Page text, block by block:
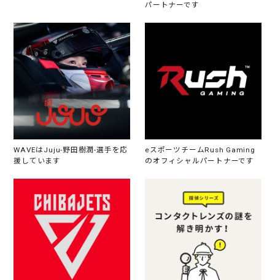
パートナーです
WAVEはJuju-野田樹潤-選手を応
援しています
eスポーツチームRush Gaming
のオフィシャルパートナーです